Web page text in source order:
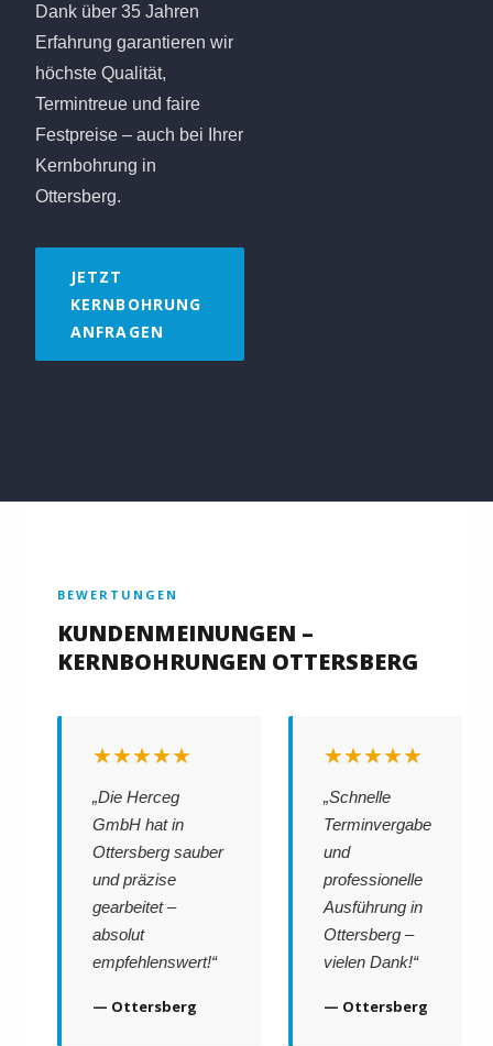
Dank über 35 Jahren
Erfahrung garantieren wir
höchste Qualität,
Termintreue und faire
Festpreise – auch bei Ihrer
Kernbohrung in
Ottersberg.
JETZT
KERNBOHRUNG
ANFRAGEN
BEWERTUNGEN
KUNDENMEINUNGEN –
KERNBOHRUNGEN OTTERSBERG
★★★★★
„Die Herceg
GmbH hat in
Ottersberg sauber
und präzise
gearbeitet –
absolut
empfehlenswert!“
— Ottersberg
★★★★★
„Schnelle
Terminvergabe
und
professionelle
Ausführung in
Ottersberg –
vielen Dank!“
— Ottersberg